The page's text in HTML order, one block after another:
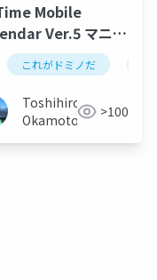
hcl domino
Mobile
Ver.5 マニュ
これがドミノだ
Toshihiro
Okamoto
>100